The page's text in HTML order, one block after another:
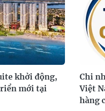
khởi động,
mới tại
Chi
Việt
hàng